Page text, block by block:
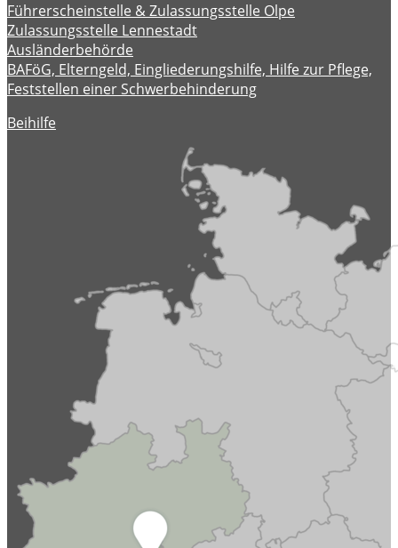
Führerscheinstelle & Zulassungsstelle Olpe
Zulassungsstelle Lennestadt
Ausländerbehörde
BAFöG, Elterngeld, Eingliederungshilfe, Hilfe zur Pflege,
Feststellen einer Schwerbehinderung
Beihilfe